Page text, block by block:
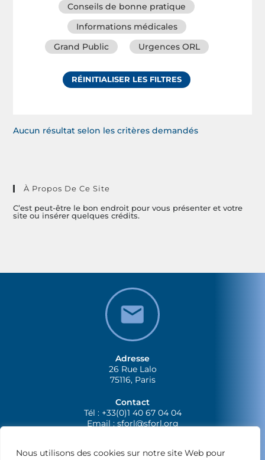
Nous utilisons des cookies sur notre site Web pour
Conseils de bonne pratique
Informations médicales
Grand Public
Urgences ORL
RÉINITIALISER LES FILTRES
Aucun résultat selon les critères demandés
À Propos De Ce Site
C’est peut-être le bon endroit pour vous présenter et votre
site ou insérer quelques crédits.
Adresse
26 Rue Lalo
75116, Paris
Contact
Tél : +33(0)1 40 67 04 04
Email :sforl@sforl.org